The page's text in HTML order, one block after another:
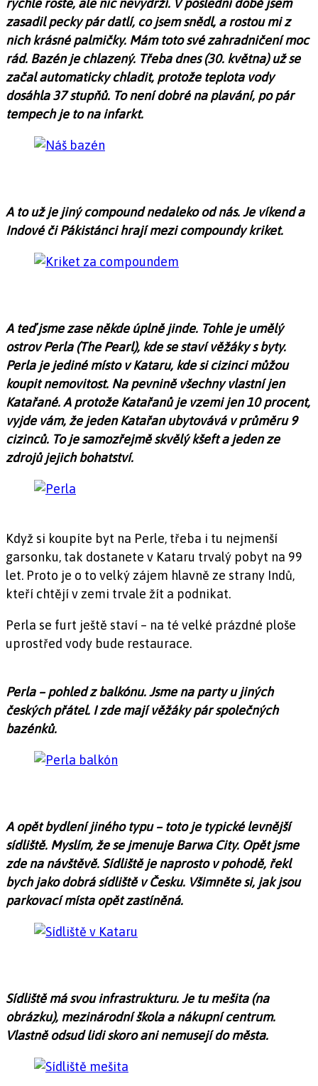
rychle roste, ale nic nevydrží. V poslední době jsem
zasadil pecky pár datlí, co jsem snědl, a rostou mi z
nich krásné palmičky. Mám toto své zahradničení moc
rád. Bazén je chlazený. Třeba dnes (30. května) už se
začal automaticky chladit, protože teplota vody
dosáhla 37 stupňů. To není dobré na plavání, po pár
tempech je to na infarkt.
A to už je jiný compound nedaleko od nás. Je víkend a
Indové či Pákistánci hrají mezi compoundy kriket.
A teď jsme zase někde úplně jinde. Tohle je umělý
ostrov Perla (The Pearl), kde se staví věžáky s byty.
Perla je jediné místo v Kataru, kde si cizinci můžou
koupit nemovitost. Na pevnině všechny vlastní jen
Katařané. A protože Katařanů je vzemi jen 10 procent,
vyjde vám, že jeden Katařan ubytovává v průměru 9
cizinců. To je samozřejmě skvělý kšeft a jeden ze
zdrojů jejich bohatství.
Když si koupíte byt na Perle, třeba i tu nejmenší
garsonku, tak dostanete v Kataru trvalý pobyt na 99
let. Proto je o to velký zájem hlavně ze strany Indů,
kteří chtějí v zemi trvale žít a podnikat.
Perla se furt ještě staví – na té velké prázdné ploše
uprostřed vody bude restaurace.
Perla – pohled z balkónu. Jsme na party u jiných
českých přátel. I zde mají věžáky pár společných
bazénků.
A opět bydlení jiného typu – toto je typické levnější
sídliště. Myslím, že se jmenuje Barwa City. Opět jsme
zde na návštěvě. Sídliště je naprosto v pohodě, řekl
bych jako dobrá sídliště v Česku. Všimněte si, jak jsou
parkovací místa opět zastíněná.
Sídliště má svou infrastrukturu. Je tu mešita (na
obrázku), mezinárodní škola a nákupní centrum.
Vlastně odsud lidi skoro ani nemusejí do města.